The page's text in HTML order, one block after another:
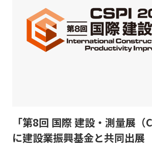
「第8回 国際 建設・測量展（
に建設業振興基金と共同出展